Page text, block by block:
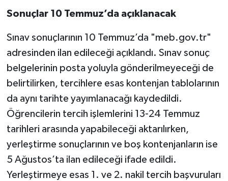
Sonuçlar 10 Temmuz’da açıklanacak
Sınav sonuçlarının 10 Temmuz’da "meb.gov.tr"
adresinden ilan edileceği açıklandı. Sınav sonuç
belgelerinin posta yoluyla gönderilmeyeceği de
belirtilirken, tercihlere esas kontenjan tablolarının
da aynı tarihte yayımlanacağı kaydedildi.
Öğrencilerin tercih işlemlerini 13-24 Temmuz
tarihleri arasında yapabileceği aktarılırken,
yerleştirme sonuçlarının ve boş kontenjanların ise
5 Ağustos’ta ilan edileceği ifade edildi.
Yerleştirmeye esas 1. ve 2. nakil tercih başvuruları